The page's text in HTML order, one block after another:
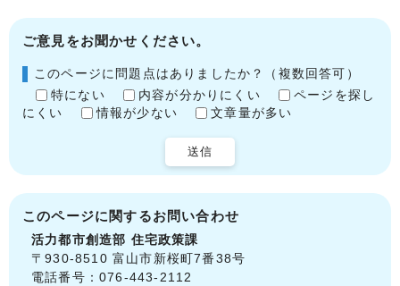
ご意見をお聞かせください。
このページに問題点はありましたか？（複数回答可）
特にない
内容が分かりにくい
ページを探し
にくい
情報が少ない 文章量が多い
送信
このページに関するお問い合わせ
活力都市創造部 住宅政策課
〒930-8510 富山市新桜町7番38号
電話番号：076-443-2112